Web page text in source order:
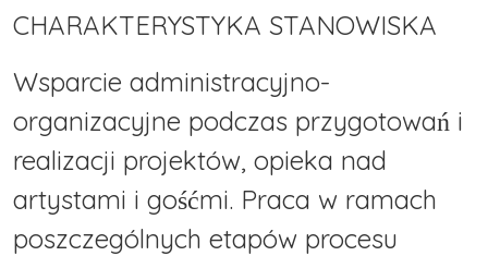
CHARAKTERYSTYKA STANOWISKA
Wsparcie administracyjno-
organizacyjne podczas przygotowań i
realizacji projektów, opieka nad
artystami i gośćmi. Praca w ramach
poszczególnych etapów procesu